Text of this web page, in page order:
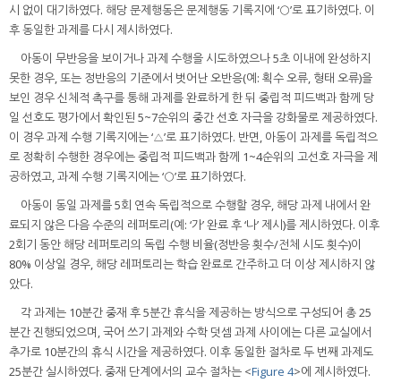
시 없이 대기하였다. 해당 문제행동은 문제행동 기록지에 ‘○’로 표기하였다. 이
후 동일한 과제를 다시 제시하였다.
아동이 무반응을 보이거나 과제 수행을 시도하였으나 5초 이내에 완성하지
못한 경우, 또는 정반응의 기준에서 벗어난 오반응(예: 획수 오류, 형태 오류)을
보인 경우 신체적 촉구를 통해 과제를 완료하게 한 뒤 중립적 피드백과 함께 당
일 선호도 평가에서 확인된 5~7순위의 중간 선호 자극을 강화물로 제공하였다.
이 경우 과제 수행 기록지에는 ‘△’로 표기하였다. 반면, 아동이 과제를 독립적으
로 정확히 수행한 경우에는 중립적 피드백과 함께 1~4순위의 고선호 자극을 제
공하였고, 과제 수행 기록지에는 ‘○’로 표기하였다.
아동이 동일 과제를 5회 연속 독립적으로 수행할 경우, 해당 과제 내에서 완
료되지 않은 다음 수준의 레퍼토리(예: ‘가’ 완료 후 ‘나’ 제시)를 제시하였다. 이후
2회기 동안 해당 레퍼토리의 독립 수행 비율(정반응 횟수/전체 시도 횟수)이
80% 이상일 경우, 해당 레퍼토리는 학습 완료로 간주하고 더 이상 제시하지 않
았다.
각 과제는 10분간 중재 후 5분간 휴식을 제공하는 방식으로 구성되어 총 25
분간 진행되었으며, 국어 쓰기 과제와 수학 덧셈 과제 사이에는 다른 교실에서
추가로 10분간의 휴식 시간을 제공하였다. 이후 동일한 절차로 두 번째 과제도
25분간 실시하였다. 중재 단계에서의 교수 절차는 <Figure 4>에 제시하였다.